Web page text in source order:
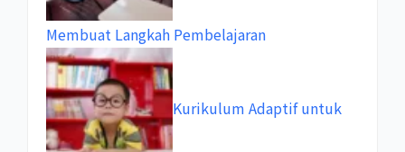
Membuat Langkah Pembelajaran
Kurikulum Adaptif untuk